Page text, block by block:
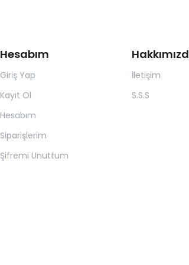
Hesabım
Giriş Yap
Kayıt Ol
Hesabım
Siparişlerim
Şifremi Unuttum
İletişim
S.S.S